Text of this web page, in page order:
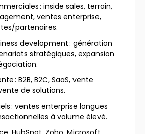
: inside sales, terrain,
ventes enterprise,
partenaires.
development : génération
stratégiques, expansion
: B2B, B2C, SaaS, vente
de solutions.
: ventes enterprise longues
à volume élevé.